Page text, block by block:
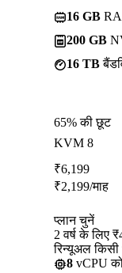
16 GB
200 GB
16 TB
65% की छूट
KVM 8
₹6,199
₹2,199/माह
प्लान चुनें
2 वर्ष के लिए
रिन्यूअल
8 vCPU